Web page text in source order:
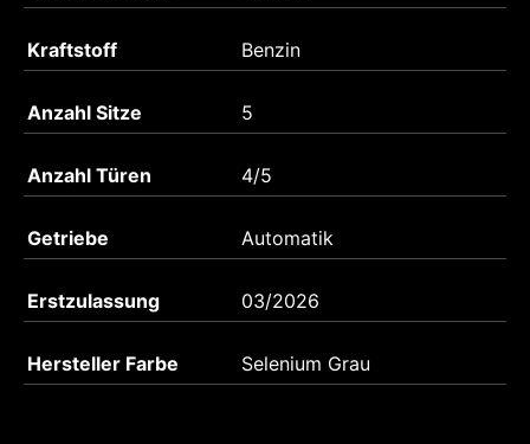
Kraftstoff Benzin
Anzahl Sitze 5
Anzahl Türen 4/5
Getriebe Automatik
Erstzulassung 03/2026
Hersteller Farbe Selenium Grau